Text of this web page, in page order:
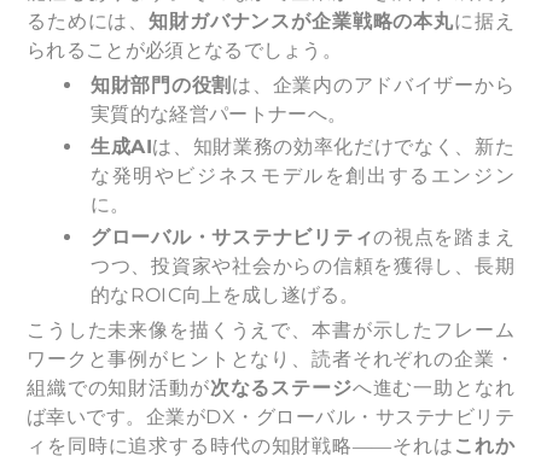
るためには、知財ガバナンスが企業戦略の本丸に据え
られることが必須となるでしょう。
知財部門の役割 は、企業内のアドバイザーから
実質的な経営パートナーへ。
生成AIは、知財業務の効率化だけでなく、新た
な発明やビジネスモデルを創出するエンジン
に。
グローバル・サステナビリティの視点を踏まえ
つつ、投資家や社会からの信頼を獲得し、長期
的なROIC向上を成し遂げる。
こうした未来像を描くうえで、本書が示したフレーム
ワークと事例がヒントとなり、読者それぞれの企業・
組織での知財活動が次なるステージへ進む一助となれ
ば幸いです。企業がDX・グローバル・サステナビリテ
ィを同時に追求する時代の知財戦略――それは これか